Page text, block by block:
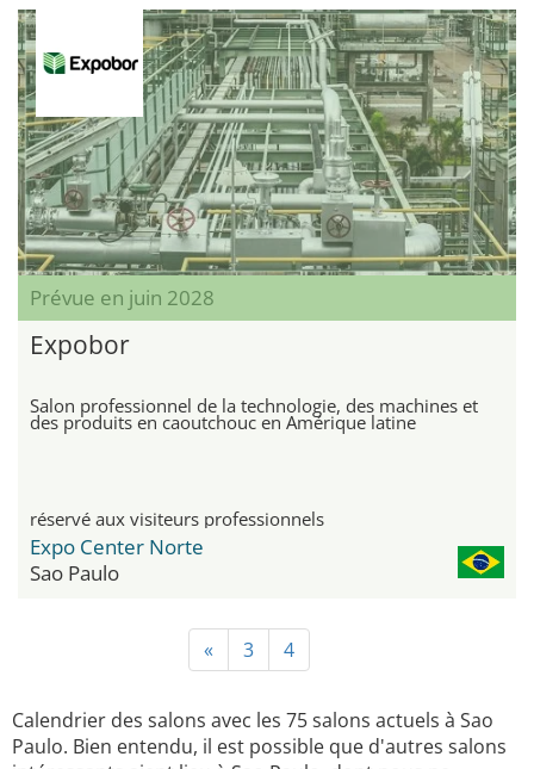
Prévue en juin 2028
Expobor
Salon professionnel de la technologie, des machines et
des produits en caoutchouc en Amérique latine
réservé aux visiteurs professionnels
Expo Center Norte
Sao Paulo
« 3 4
Calendrier des salons avec les 75 salons actuels à Sao
Paulo. Bien entendu, il est possible que d'autres salons